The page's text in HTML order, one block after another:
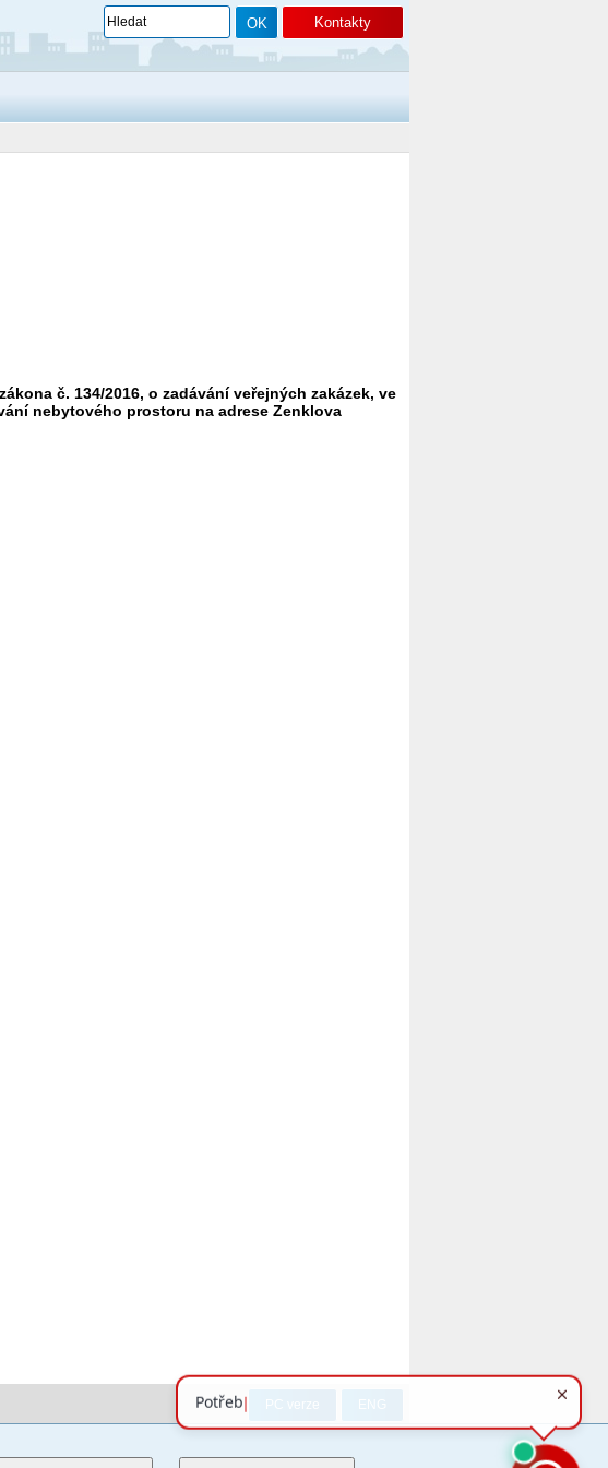
Kontakty
č. 134/2016, o zadávání veřejných zakázek, ve
nebytového prostoru na adrese Zenklova
PC verze ENG